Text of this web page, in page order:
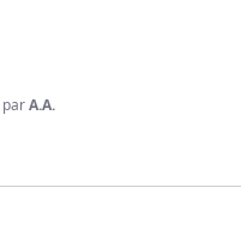
parA.A.